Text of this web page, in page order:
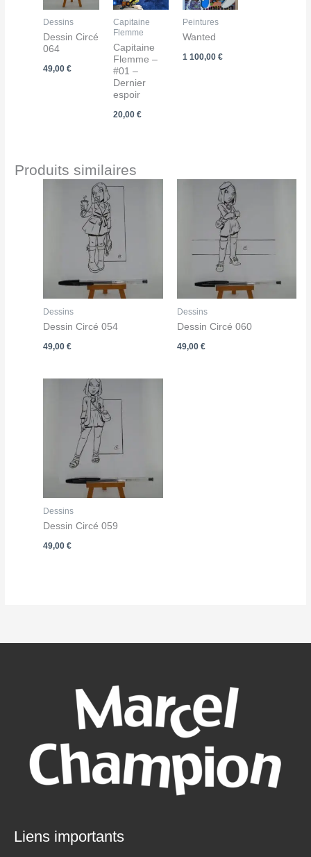
Dessins
Dessin Circé
064
49,00€
Capitaine
Flemme
Capitaine
Flemme –
#01 –
Dernier
espoir
20,00 €
Peintures
Wanted
1 100,00 €
Produits similaires
Dessins
Dessin Circé 054
49,00€
Dessins
Dessin Circé 060
49,00 €
Dessins
Dessin Circé 059
49,00€
Liens importants